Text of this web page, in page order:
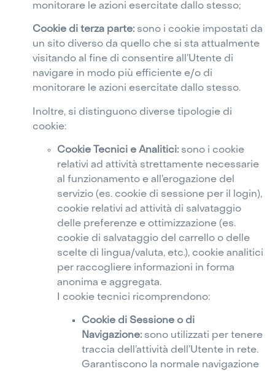
monitorare le azioni esercitate dallo stesso;
Cookie di terza parte: sono i cookie impostati da
un sito diverso da quello che si sta attualmente
visitando al fine di consentire all’Utente di
navigare in modo più efficiente e/o di
monitorare le azioni esercitate dallo stesso.
Inoltre, si distinguono diverse tipologie di
cookie:
Cookie Tecnici e Analitici: sono i cookie
relativi ad attività strettamente necessarie
al funzionamento e all’erogazione del
servizio (es. cookie di sessione per il login),
cookie relativi ad attività di salvataggio
delle preferenze e ottimizzazione (es.
cookie di salvataggio del carrello o delle
scelte di lingua/valuta, etc.), cookie analitici
per raccogliere informazioni in forma
anonima e aggregata.
I cookie tecnici ricomprendono:
Cookie di Sessione o di
Navigazione: sono utilizzati per tenere
traccia dell’attività dell’Utente in rete.
Garantiscono la normale navigazione